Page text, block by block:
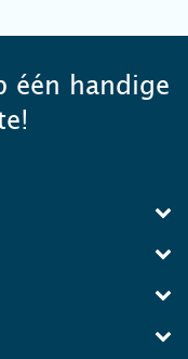
één handige